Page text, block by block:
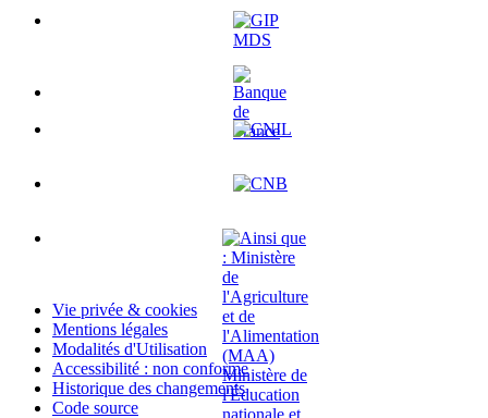
Vie privée & cookies
Mentions légales
Modalités d'Utilisation
Accessibilité : non conforme
Historique des changements
Code source